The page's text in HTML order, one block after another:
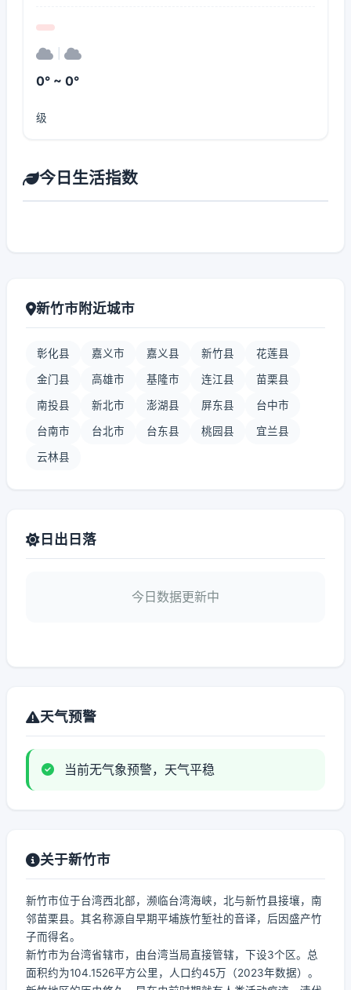
0° ~ 0°
级
今日生活指数
新竹市附近城市
彰化县 嘉义市 嘉义县 新竹县 花莲县
金门县 高雄市 基隆市 连江县 苗栗县
南投县 新北市 澎湖县 屏东县 台中市
台南市 台北市 台东县 桃园县 宜兰县
云林县
日出日落
今日数据更新中
天气预警
当前无气象预警，天气平稳
关于新竹市
新竹市位于台湾西北部，濒临台湾海峡，北与新竹县接壤，南
邻苗栗县。其名称源自早期平埔族竹堑社的音译，后因盛产竹
子而得名。
新竹市为台湾省辖市，由台湾当局直接管辖，下设3个区。总
面积约为104.1526平方公里，人口约45万（2023年数据）。